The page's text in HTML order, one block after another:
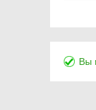
Вы